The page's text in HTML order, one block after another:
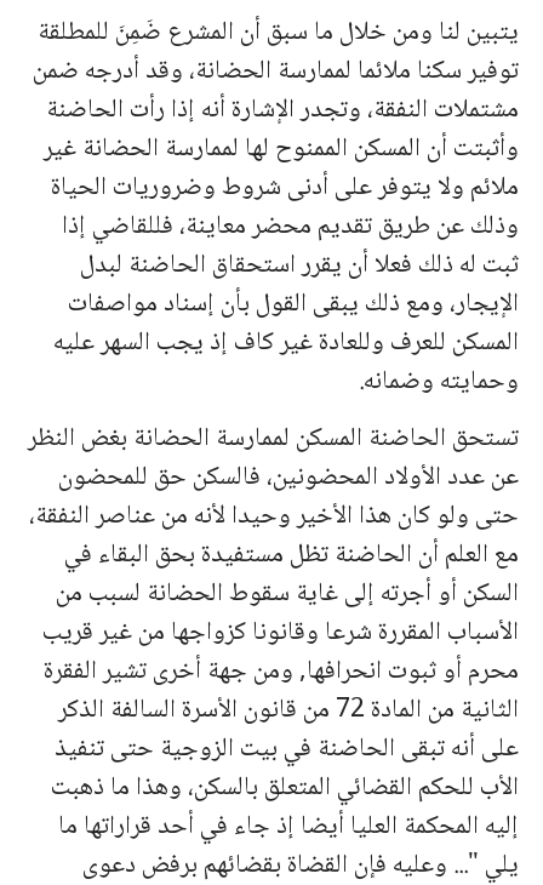
يتبين لنا ومن خلال ما سبق أن المشرع ضَمِنَ للمطلقة
توفير سكنا ملائما لممارسة الحضانة، وقد أدرجه ضمن
مشتملات النفقة، وتجدر الإشارة أنه إذا رأت الحاضنة
وأثبتت أن المسكن الممنوح لها لممارسة الحضانة غير
ملائم ولا يتوفر على أدنى شروط وضروريات الحياة
وذلك عن طريق تقديم محضر معاينة، فللقاضي إذا
ثبت له ذلك فعلا أن يقرر استحقاق الحاضنة لبدل
الإيجار، ومع ذلك يبقى القول بأن إسناد مواصفات
المسكن للعرف وللعادة غير كاف إذ يجب السهر عليه
وحمايته وضمانه.
تستحق الحاضنة المسكن لممارسة الحضانة بغض النظر
عن عدد الأولاد المحضونين، فالسكن حق للمحضون
حتى ولو كان هذا الأخير وحيدا لأنه من عناصر النفقة،
مع العلم أن الحاضنة تظل مستفيدة بحق البقاء في
السكن أو أجرته إلى غاية سقوط الحضانة لسبب من
الأسباب المقررة شرعا وقانونا كزواجها من غير قريب
محرم أو ثبوت انحرافها,ومن جهة أخرى تشير الفقرة
الثانية من المادة 72 من قانون الأسرة السالفة الذكر
على أنه تبقى الحاضنة في بيت الزوجية حتى تنفيذ
الأب للحكم القضائي المتعلق بالسكن، وهذا ما ذهبت
إليه المحكمة العليا أيضا إذ جاء في أحد قراراتها ما
يلي "... وعليه فإن القضاة بقضائهم برفض دعوى